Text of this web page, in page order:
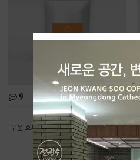
9
딥너티 [중배전]
구운 호두, 카카오닙스, 다크초콜릿, 브라
운 슈가
9,550원